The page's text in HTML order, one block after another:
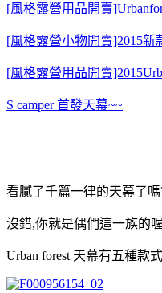
[風格露營用品開賣
[風格露營小物開賣]2015新
[風格露營用品開賣
S camper 首發天幕~~
看膩了千篇一律的天幕了嗎
沒錯,你就是偶們這一族的
Urban forest 天幕有五種款